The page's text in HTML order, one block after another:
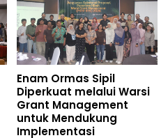
Enam Ormas Sipil
Diperkuat melalui Warsi
Grant Management
untuk Mendukung
Implementasi